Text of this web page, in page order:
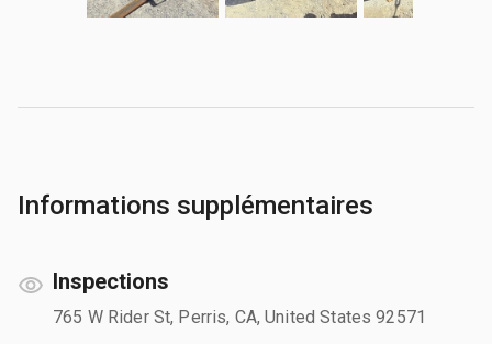
Informations supplémentaires
Inspections
765 W Rider St, Perris, CA, United States 92571